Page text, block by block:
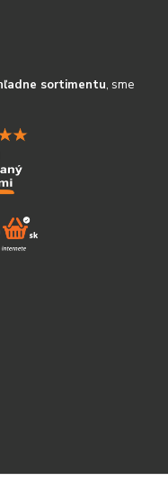
sortimentu, sme